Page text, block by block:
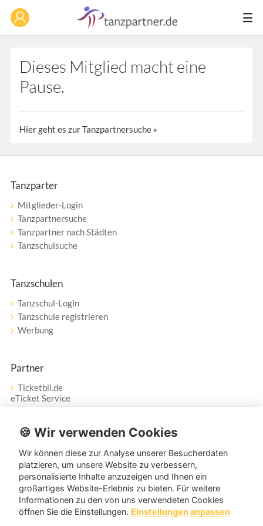
Dieses Mitglied macht eine
Pause.
Hier geht es zur Tanzpartnersuche »
Tanzparter
Mitglieder-Login
Tanzpartnersuche
Tanzpartner nach Städten
Tanzschulsuche
Tanzschulen
Tanzschul-Login
Tanzschule registrieren
Werbung
Partner
Ticketbil.de
eTicket Service
Vertrag widerrufen
Service
Unser Tanzpartner-Service hilft Ihnen bei Fragen und
Anregungen gerne weiter!
🍪 Wir verwenden Cookies
Wir können diese zur Analyse unserer Besucherdaten
platzieren, um unsere Website zu verbessern,
personalisierte Inhalte anzuzeigen und Ihnen ein
großartiges Website-Erlebnis zu bieten. Für weitere
Informationen zu den von uns verwendeten Cookies
öffnen Sie die Einstellungen. Einstellungen anpassen